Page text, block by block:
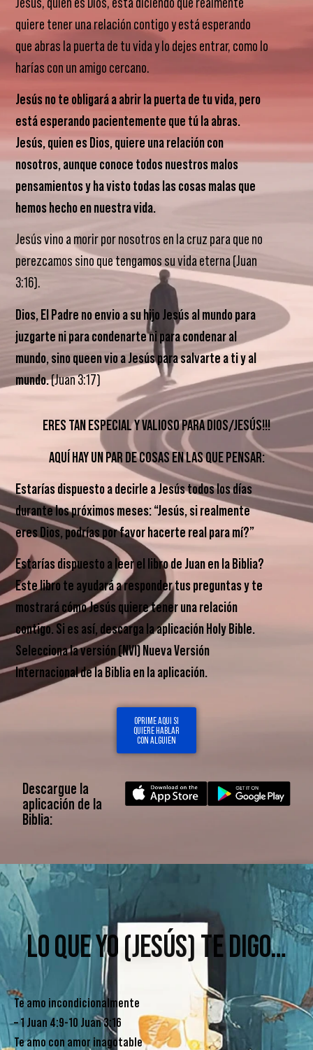
quiere tener una relación contigo y está esperando
que abras la puerta de tu vida y lo dejes entrar, como lo
harías con un amigo cercano.
Jesús no te obligará a abrir la puerta de tu vida, pero
está esperando pacientemente que tú la abras.
Jesús,quien es Dios, quiere una relación con
nosotros, aunque conoce todos nuestros malos
pensamientos y ha visto todas las cosas malas que
hemos hecho en nuestra vida.
Jesús vino a morir por nosotros en la cruz para que no
perezcamos sino que tengamos su vida eterna (Juan
3:16).
Dios, El Padre no envio a su hijo Jesús al mundo para
juzgarte ni para condenarte ni para condenar al
mundo, sino queen vio a Jesús para salvarte a ti y al
mundo.(Juan 3:17)
ERES TAN ESPECIAL Y VALIOSO PARA DIOS/JESÚS!!!
AQUÍ HAY UN PAR DE COSAS EN LAS QUE PENSAR:
Estarías dispuesto a decirle a Jesús todos los días
durante los próximos meses: “Jesús, si realmente
eres Dios, podrías por favor hacerte real para mí?”
Estarías dispuesto a leer el libro de Juan en la Biblia?
Este libro te ayudará a responder tus preguntas y te
mostrará cómo Jesús quiere tener una relación
contigo. Si es así, descarga la aplicación Holy Bible.
Selecciona la versión (NVI) Nueva Versión
Internacional de la Biblia en la aplicación.
OPRIME AQUI SI
QUIERE HABLAR
CON ALGUIEN
Descargue la
aplicación de la
Biblia:
LO QUE YO (JESÚS) TE DIGO…
Te amo incondicionalmente
– 1 Juan 4:9-10 Juan 3:16
Te amo con amor inagotable